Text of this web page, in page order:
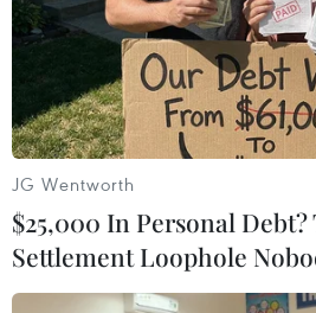
xuất bản
09/08/2026 07:57
Nét duyên kín đáo trong trang
truyền thống của phụ nữ Sán
09/08/2026 07:18
Phát huy giá trị văn hóa, khơi
JG Wentworth
$25,000 In Personal Debt?
Settlement Loophole